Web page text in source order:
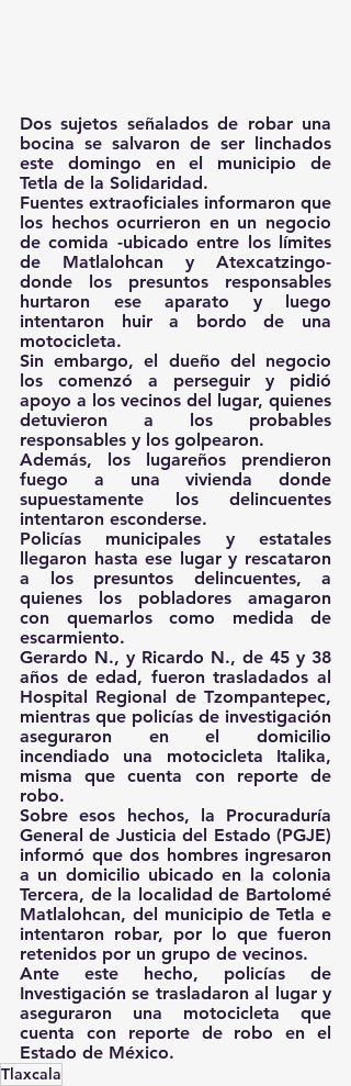
Dos sujetos señalados de robar una
bocina se salvaron de ser linchados
este domingo en el municipio de
Tetla de la Solidaridad.
Fuentes extraoficiales informaron que
los hechos ocurrieron en un negocio
de comida -ubicado entre los límites
de Matlalohcan y Atexcatzingo-
donde los presuntos responsables
hurtaron ese aparato y luego
intentaron huir a bordo de una
motocicleta.
Sin embargo, el dueño del negocio
los comenzó a perseguir y pidió
apoyo a los vecinos del lugar, quienes
detuvieron a los probables
responsables y los golpearon.
Además, los lugareños prendieron
fuego a una vivienda donde
supuestamente los delincuentes
intentaron esconderse.
Policías municipales y estatales
llegaron hasta ese lugar y rescataron
a los presuntos delincuentes, a
quienes los pobladores amagaron
con quemarlos como medida de
escarmiento.
Gerardo N., y Ricardo N., de 45 y 38
años de edad, fueron trasladados al
Hospital Regional de Tzompantepec,
mientras que policías de investigación
aseguraron en el domicilio
incendiado una motocicleta Italika,
misma que cuenta con reporte de
robo.
Sobre esos hechos, la Procuraduría
General de Justicia del Estado (PGJE)
informó que dos hombres ingresaron
a un domicilio ubicado en la colonia
Tercera, de la localidad de Bartolomé
Matlalohcan, del municipio de Tetla e
intentaron robar, por lo que fueron
retenidos por un grupo de vecinos.
Ante este hecho, policías de
Investigación se trasladaron al lugar y
aseguraron una motocicleta que
cuenta con reporte de robo en el
Estado de México.
Tlaxcala